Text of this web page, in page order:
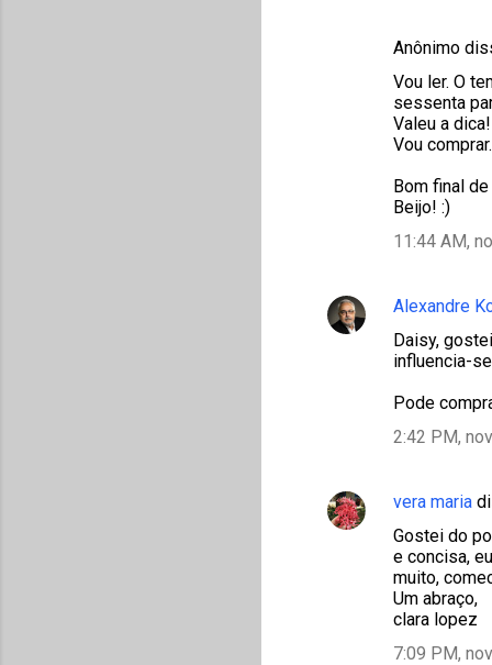
Anônimo
Vou ler. O
sessenta
Valeu a dica!
Vou comprar.
Bom final
Beijo! :)
11:44 AM,
Alexandre
Daisy,
influencia-
Pode
2:42 PM,
vera maria
Gostei do
e concisa,
muito,
Um abraço,
clara lopez
7:09 PM,